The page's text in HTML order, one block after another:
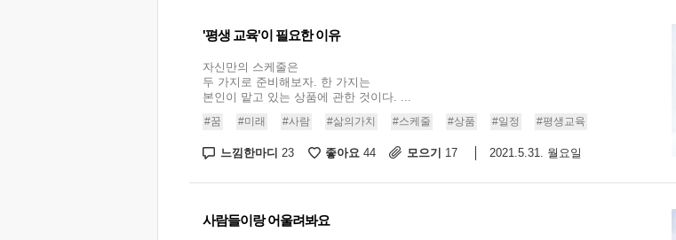
'평생 교육'이 필요한 이유
자신만의 스케줄은
두 가지로 준비해보자. 한 가지는
본인이 맡고 있는 상품에 관한 것이다. ...
#꿈 #미래 #사람 #삶의가치 #스케줄 #상품 #일정 #평생교육
느낌한마디 23 좋아요 44 모으기 17 2021.5.31. 월요일
사람들이랑 어울려봐요